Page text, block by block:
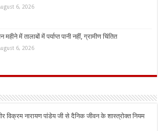
6, 2026
महीने में तालाबों में पर्याप्त पानी नहीं, ग्रामीण चिंतित
6, 2026
विक्रम नारायण पांडेय जी से दैनिक जीवन के शास्त्रोक्त नियम